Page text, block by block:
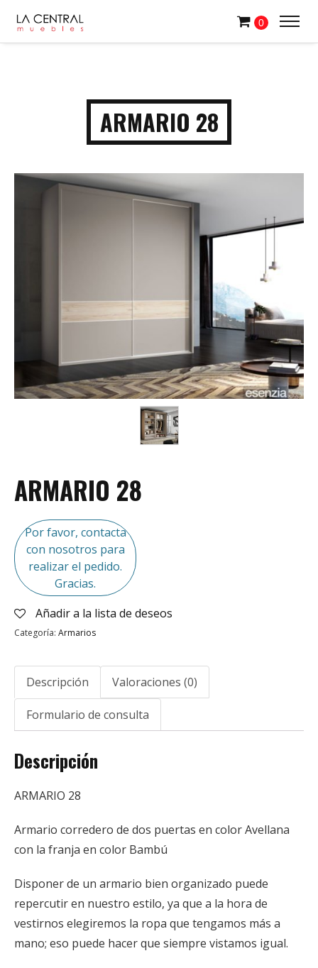
0
ARMARIO 28
ARMARIO 28
Por favor, contacta
con nosotros para
realizar el pedido.
Gracias.
Añadir a la lista de deseos
Categoría: Armarios
Descripción Valoraciones (0)
Formulario de consulta
Descripción
ARMARIO 28
Armario corredero de dos puertas en color Avellana
con la franja en color Bambú
Disponer de un armario bien organizado puede
repercutir en nuestro estilo, ya que a la hora de
vestirnos elegiremos la ropa que tengamos más a
mano; eso puede hacer que siempre vistamos igual.